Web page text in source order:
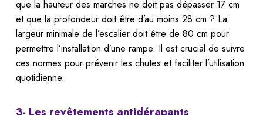
que la hauteur des marches ne doit pas dépasser 17 cm
et que la profondeur doit être d’au moins 28 cm ? La
largeur minimale de l’escalier doit être de 80 cm pour
permettre l’installation d’une rampe. Il est crucial de suivre
ces normes pour prévenir les chutes et faciliter l’utilisation
quotidienne.